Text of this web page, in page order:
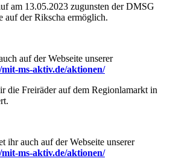
am 13.05.2023 zugunsten der DMSG
auf der Rikscha ermöglich.
auf der Webseite unserer
ms-aktiv.de/aktionen/
die Freiräder auf dem Regionlamarkt in
ihr auch auf der Webseite unserer
ms-aktiv.de/aktionen/